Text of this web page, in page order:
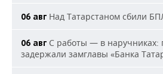
06 авг Над Татарстаном сбили
06 авг С работы — в наручниках:
задержали замглавы «Банка